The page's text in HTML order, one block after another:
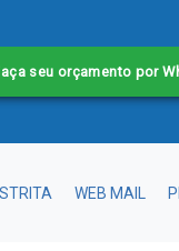
seu orçamento por
WEB MAIL